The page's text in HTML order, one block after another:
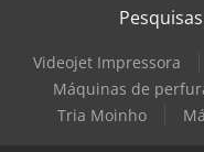
Videojet Impressora
Máquinas de
Tria Moinho